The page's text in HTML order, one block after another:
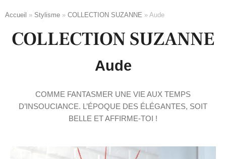
Accueil » Stylisme » COLLECTION SUZANNE » Aude
COLLECTION SUZANNE
Aude
COMME FANTASMER UNE VIE AUX TEMPS
D’INSOUCIANCE. L’ÉPOQUE DES ÉLÉGANTES, SOIT
BELLE ET AFFIRME-TOI !